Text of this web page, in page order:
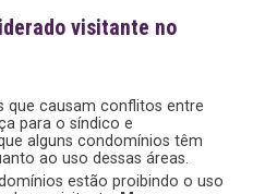
visitante no
que causam conflitos entre
para o síndico e
alguns condomínios têm
ao uso dessas áreas.
estão proibindo o uso